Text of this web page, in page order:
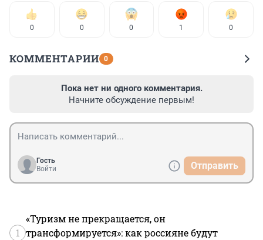
0 0 0 1 0
КОММЕНТАРИИ 0
Пока нет ни одного комментария.
Начните обсуждение первым!
Гость
Войти
Отправить
1
«Туризм не прекращается, он
трансформируется»: как россияне будут